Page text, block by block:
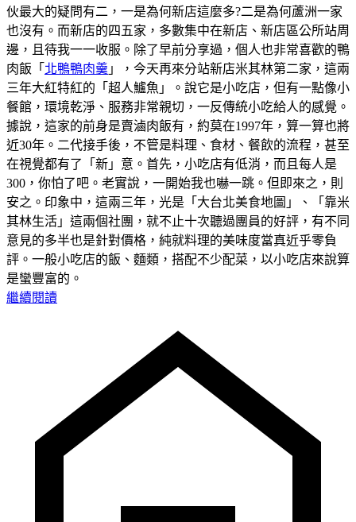
伙最大的疑問有二，一是為何新店這麼多?二是為何蘆洲一家
也沒有。而新店的四五家，多數集中在新店、新店區公所站周
邊，且待我一一收服。除了早前分享過，個人也非常喜歡的鴨
肉飯「 北鴨鴨肉羹 」，今天再來分站新店米其林第二家，這兩
三年大紅特紅的「超人鱸魚」。說它是小吃店，但有一點像小
餐館，環境乾淨、服務非常親切，一反傳統小吃給人的感覺。
據說，這家的前身是賣滷肉飯有，約莫在1997年，算一算也將
近30年。二代接手後，不管是料理、食材、餐飲的流程，甚至
在視覺都有了「新」意。首先，小吃店有低消，而且每人是
300，你怕了吧。老實說，一開始我也嚇一跳。但即來之，則
安之。印象中，這兩三年，光是「大台北美食地圖」、「靠米
其林生活」這兩個社團，就不止十次聽過團員的好評，有不同
意見的多半也是針對價格，純就料理的美味度當真近乎零負
評。一般小吃店的飯、麵類，搭配不少配菜，以小吃店來說算
是蠻豐富的。
繼續閱讀